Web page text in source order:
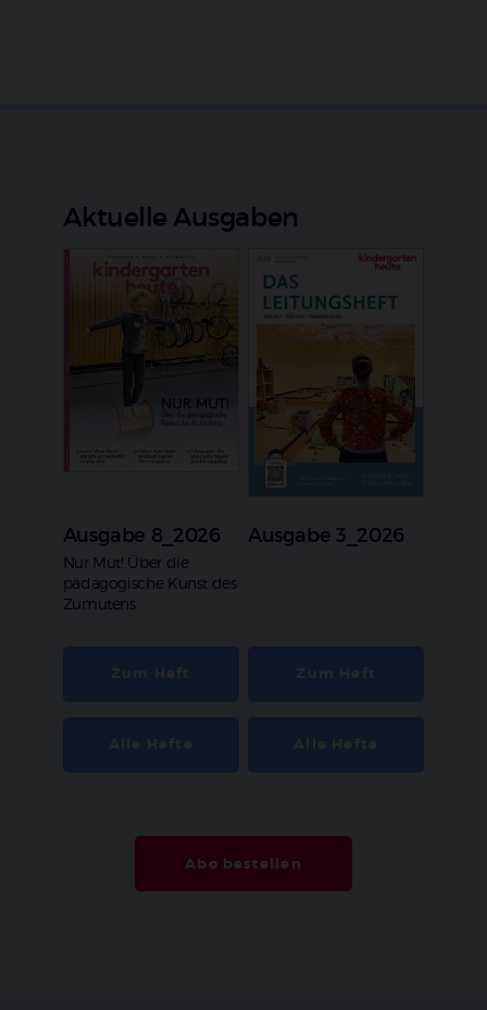
Aktuelle Ausgaben
Ausgabe 8_2026
:
Nur Mut! Über die
pädagogische Kunst des
Zumutens
Ausgabe 3_2026
Abo bestellen